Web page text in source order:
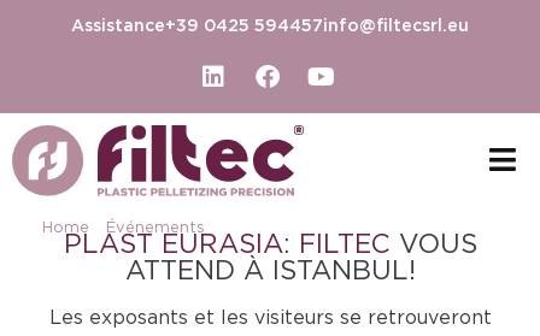
Assistance+39 0425 594457info@filtecsrl.eu
Home Événements
PLAST EURASIA: FILTEC VOUS
ATTEND À ISTANBUL!
Les exposants et les visiteurs se retrouveront